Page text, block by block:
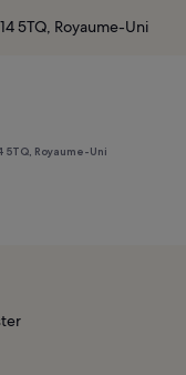
5TQ, Royaume-Uni
5TQ, Royaume-Uni